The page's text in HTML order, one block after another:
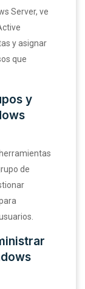
Server, ve
y asignar
que
y
de